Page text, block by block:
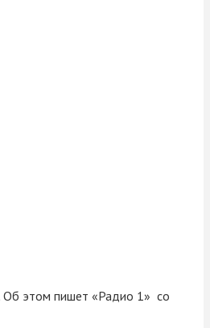
Об этом пишет «Радио 1» со